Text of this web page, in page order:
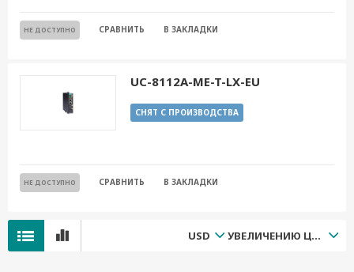
НЕ ДОСТУПНО СРАВНИТЬ В ЗАКЛАДКИ
UC-8112A-ME-T-LX-EU
СНЯТ С ПРОИЗВОДСТВА
НЕ ДОСТУПНО СРАВНИТЬ В ЗАКЛАДКИ
USD УВЕЛИЧЕНИЮ ЦЕНЫ